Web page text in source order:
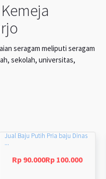
seragam meliputi seragam
sekolah, universitas,
Jual Baju Putih Pria baju Dinas
...
Rp 90.000Rp 100.000